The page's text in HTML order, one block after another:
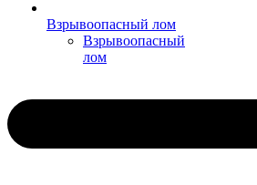
Взрывоопасный лом
Взрывоопасный
лом